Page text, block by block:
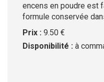
encens en poudre est
formule conservée
Prix : 9.50 €
Disponibilité : à